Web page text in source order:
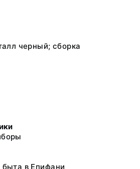
черный; сборка
быта в Епифани